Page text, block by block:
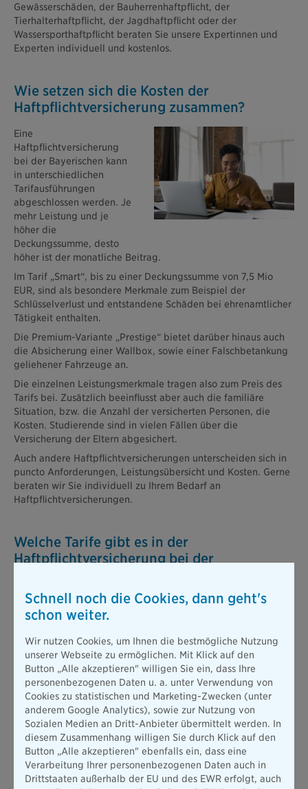
Gewässerschäden, der Bauherrenhaftpflicht, der
Tierhalterhaftpflicht, der Jagdhaftpflicht oder der
Wassersporthaftpflicht beraten Sie unsere Expertinnen und
Experten individuell und kostenlos.
Wie setzen sich die Kosten der
Haftpflichtversicherung zusammen?
Eine
Haftpflichtversicherung
bei der Bayerischen kann
in unterschiedlichen
Tarifausführungen
abgeschlossen werden. Je
mehr Leistung und je
höher die
Deckungssumme, desto
höher ist der monatliche Beitrag.
Im Tarif „Smart“, bis zu einer Deckungssumme von 7,5 Mio
EUR, sind als besondere Merkmale zum Beispiel der
Schlüsselverlust und entstandene Schäden bei ehrenamtlicher
Tätigkeit enthalten.
Die Premium-Variante „Prestige“ bietet darüber hinaus auch
die Absicherung einer Wallbox, sowie einer Falschbetankung
geliehener Fahrzeuge an.
Die einzelnen Leistungsmerkmale tragen also zum Preis des
Tarifs bei. Zusätzlich beeinflusst aber auch die familiäre
Situation, bzw. die Anzahl der versicherten Personen, die
Kosten. Studierende sind in vielen Fällen über die
Versicherung der Eltern abgesichert.
Auch andere Haftpflichtversicherungen unterscheiden sich in
puncto Anforderungen, Leistungsübersicht und Kosten. Gerne
beraten wir Sie individuell zu Ihrem Bedarf an
Haftpflichtversicherungen.
Welche Tarife gibt es in der
Haftpflichtversicherung bei der
Die private Haftpflichtversicherung bei der Bayerischen ist in
drei Tarife unterteilt. Diese bieten jeweils einen anderen
Tarif.
Beitrag berechnen
Warum ist eine Haftpflichtversicherung
wichtig?
Jeder Mensch haftet für Schäden, die einem anderen oder
Schnell noch die Cookies, dann geht's
schon weiter.
Wir nutzen Cookies, um Ihnen die bestmögliche Nutzung
unserer Webseite zu ermöglichen. Mit Klick auf den
Button „Alle akzeptieren" willigen Sie ein, dass Ihre
personenbezogenen Daten u. a. unter Verwendung von
Cookies zu statistischen und Marketing-Zwecken (unter
anderem Google Analytics), sowie zur Nutzung von
Sozialen Medien an Dritt-Anbieter übermittelt werden. In
diesem Zusammenhang willigen Sie durch Klick auf den
Button „Alle akzeptieren" ebenfalls ein, dass eine
Verarbeitung Ihrer personenbezogenen Daten auch in
Drittstaaten außerhalb der EU und des EWR erfolgt, auch